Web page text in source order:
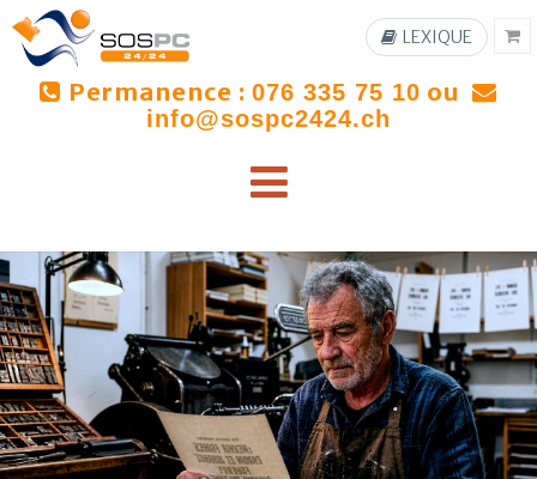
Permanence : 076 335 75 10 ou
info@sospc2424.ch
LEXIQUE